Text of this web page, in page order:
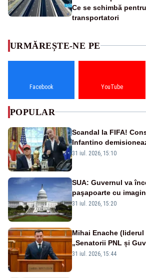
Ce se schimbă
transportatori
URMĂREȘTE-NE PE
Facebook YouTube
POPULAR
Scandal la FIFA!
Infantino
privind investitorii
31 iul. 2026, 15:10
SUA: Guvernul va
paşapoarte cu
începând cu 8 august
31 iul. 2026, 15:20
Mihai Enache
„Senatorii PNL și
la vânzare bunuri
31 iul. 2026, 15:44